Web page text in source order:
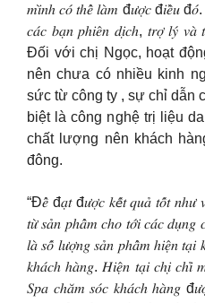
𝑚𝑖̀𝑛ℎ 𝑐𝑜́ 𝑡ℎ𝑒̂̉ 𝑙𝑎̀𝑚 đ𝑢̛𝑜̛̣𝑐 đ𝑖𝑒̂̀𝑢 đ𝑜́.
𝑐𝑎́𝑐 𝑏𝑎̣𝑛 𝑝ℎ𝑖𝑒̂𝑛 𝑑𝑖̣𝑐ℎ, 𝑡𝑟𝑜̛̣ 𝑙𝑦́
Đối với chị Ngọc, hoạt
nên chưa có nhiều kinh
sức từ công ty , sự chỉ dẫn
biệt là công nghệ trị liệu
chất lượng nên khách
đông.
“Đ𝑒̂̉ đ𝑎̣𝑡 đ𝑢̛𝑜̛̣𝑐 𝑘𝘦̂́𝑡 𝑞𝑢𝑎̉ 𝑡𝑜̂́𝑡 𝑛ℎ𝑢̛
𝑡𝑢̛̀ 𝑠𝑎̉𝑛 𝑝ℎ𝑎̂̉𝑚 𝑐ℎ𝑜 𝑡𝑜̛́𝑖 𝑐𝑎́𝑐 𝑑𝑢̣𝑛𝑔
𝑙𝑎̀ 𝑠𝑜̂́ 𝑙𝑢̛𝑜̛̣𝑛𝑔 𝑠𝑎̉𝑛 𝑝ℎ𝑎̂̉𝑚 ℎ𝑖𝑒̣̂𝑛
𝑘ℎ𝑎́𝑐ℎ ℎ𝑎̀𝑛𝑔. 𝐻𝑖𝑒̣̂𝑛 𝑡𝑎̣𝑖 𝑐ℎ𝑖̣
𝑆𝑝𝑎 𝑐ℎ𝑎̆𝑚 𝑠𝑜́𝑐 𝑘ℎ𝑎́𝑐ℎ ℎ𝑎̀𝑛𝑔